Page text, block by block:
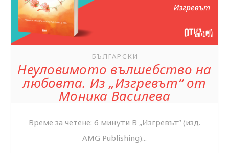
БЪЛГАРСКИ
Неуловимото вълшебство на
любовта. Из „Изгревът“ от
Моника Василева
Време за четене: 6 минути В „Изгревът“ (изд.
AMG Publishing)...